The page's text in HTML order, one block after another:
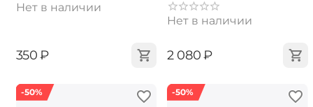
Нет в наличии
‍350‍ ₽
Нет в наличии
‍2 080‍₽
-50% -50%